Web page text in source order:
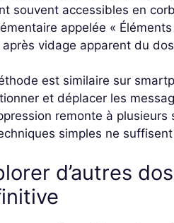
souvent accessibles en
appelée «
après vidage apparent du
est similaire sur
et déplacer les
remonte à
simples ne
d’autres